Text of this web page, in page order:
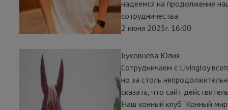
надеемся на продолжение
сотрудничества.
2 июня 2025г. 16:00
Буховцева Юлия
Сотрудничаем с LivingJoy
но за столь
сказать, что сайт
Наш конный клуб "Конный